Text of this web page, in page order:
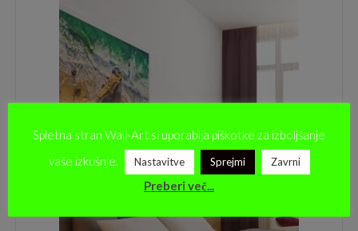
Spletna stran Wall-Art.si uporablja piškotke za izboljšanje
vaše izkušnje.
Nastavitve Sprejmi Zavrni
Preberi več...